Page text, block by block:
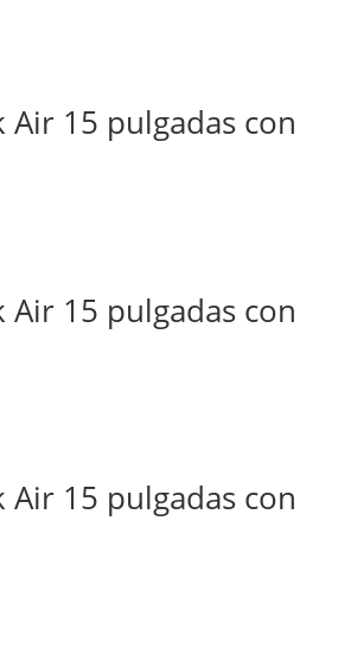
Air 15 pulgadas con
Air 15 pulgadas con
Air 15 pulgadas con